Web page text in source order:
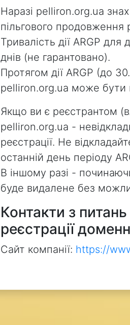
Наразі pelliron.org.ua
пільгового продовження
Тривалість дії ARGP
днів (не гарантовано).
Протягом дії ARGP (до
pelliron.org.ua може бути
Якщо ви є реєстрантом
pelliron.org.ua -
реєстрації. Не
останній день періоду
В іншому разі -
буде видалене без
Контакти з
реєстрації
Сайт компанії: https://